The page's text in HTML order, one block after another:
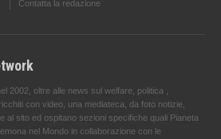
Contatta la redazione
2002, oltre alle news sul welfare, politica ,
con video, una mediateca, da foto notizie,
al sito ed ospitano sezioni specifiche quali Pianeta
nel Mondo in collaborazione con le